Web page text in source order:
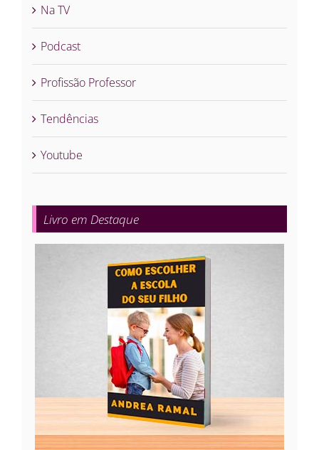
Na TV
Podcast
Profissão Professor
Tendências
Youtube
Livro em Destaque